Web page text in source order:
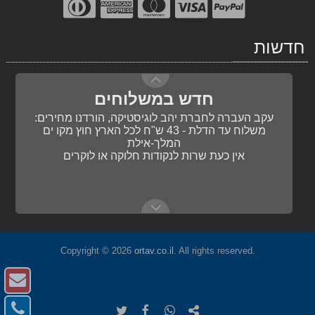
לדבר מוסיקה: סט של 6 ספרים
500.00 ₪
דניאל עקיבא - מלכות
108.00 ₪
חדשות
חדש במשלוחים
המלך-אילת
אין כעת שרות לנקודות חלוקה או לוקרים
עדכונים במועדון הלקוחות
Copyright © 2026 ortav.co.il . All rights reserved.
שתף שתף שתף